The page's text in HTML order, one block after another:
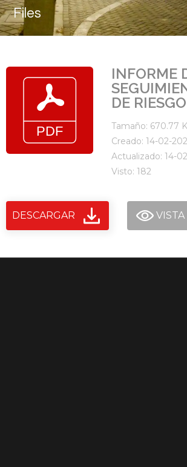
Files
INFORME
DE
Tamaño: 670.77
Creado: 14-02-
Actualizado: 14-
Visto: 182
DESCARGAR